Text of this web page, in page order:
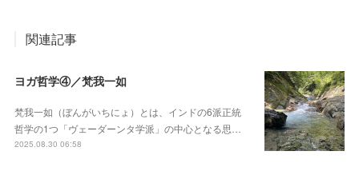
関連記事
ヨガ哲学④／梵我一如
梵我一如（ぼんがいちにょ）とは、インドの6派正統
哲学の1つ「ヴェーダーンタ学派」の中心となる思…
2025.08.30 06:58